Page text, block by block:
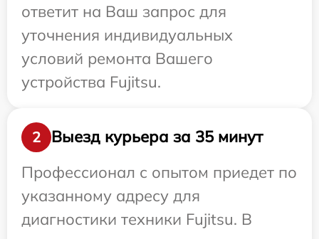
ответит на Ваш запрос для
уточнения индивидуальных
условий ремонта Вашего
устройства Fujitsu.
2
Выезд курьера за 35 минут
Профессионал с опытом приедет по
указанному адресу для
диагностики техники Fujitsu. В